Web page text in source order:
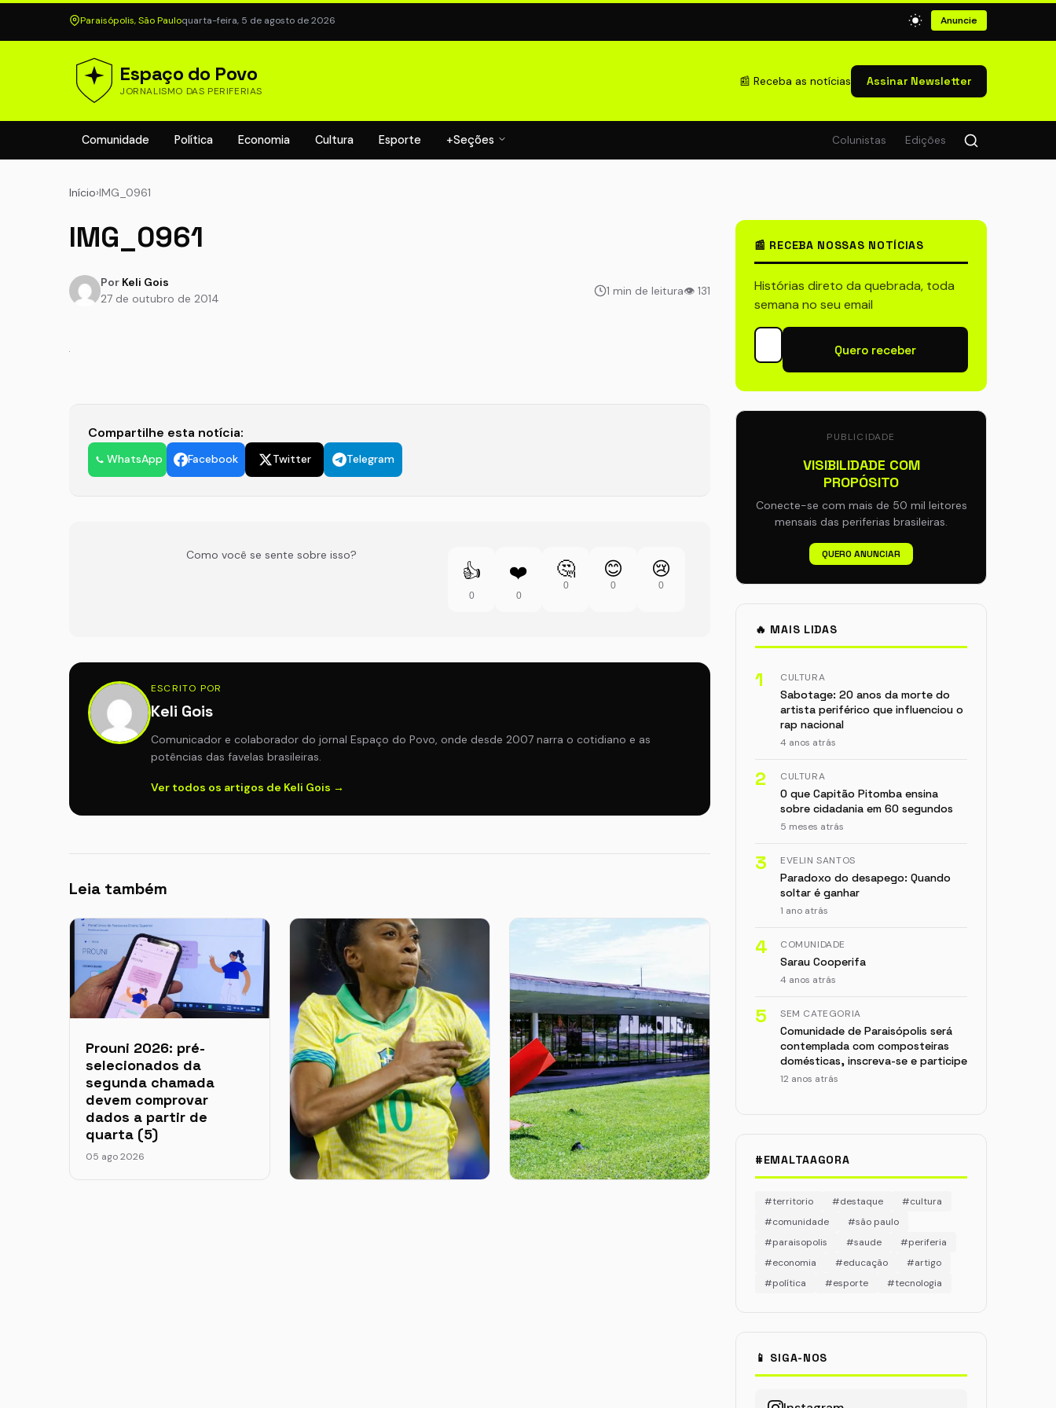
Paraisópolis, São Pauloquarta-feira, 5 de agosto de 2026 Anuncie
Espaço do Povo
JORNALISMO DAS PERIFERIAS
📰 Receba as notícias Assinar Newsletter
Comunidade Política Economia Cultura Esporte +Seções Colunistas Edições
Início›IMG_0961
IMG_0961
Por Keli Gois
27 de outubro de 2014
1 min de leitura👁 131
Compartilhe esta notícia:
WhatsApp Facebook Twitter Telegram
Como você se sente sobre isso?
👍
0
❤️
0
🤔
0
😊
0
😢
0
ESCRITO POR
Keli Gois
Comunicador e colaborador do jornal Espaço do Povo, onde desde 2007 narra o cotidiano e as
potências das favelas brasileiras.
Ver todos os artigos de Keli Gois →
Leia também
Prouni 2026: pré-
selecionados da
segunda chamada
devem comprovar
dados a partir de
quarta (5)
05 ago 2026
📰 RECEBA NOSSAS NOTÍCIAS
Histórias direto da quebrada, toda
semana no seu email
Quero receber
PUBLICIDADE
VISIBILIDADE COM
PROPÓSITO
Conecte-se com mais de 50 mil leitores
mensais das periferias brasileiras.
QUERO ANUNCIAR
🔥 MAIS LIDAS
1 CULTURA
Sabotage: 20 anos da morte do
artista periférico que influenciou o
rap nacional
4 anos atrás
2 CULTURA
O que Capitão Pitomba ensina
sobre cidadania em 60 segundos
5 meses atrás
3 EVELIN SANTOS
Paradoxo do desapego: Quando
soltar é ganhar
1 ano atrás
4 COMUNIDADE
Sarau Cooperifa
4 anos atrás
5 SEM CATEGORIA
Comunidade de Paraisópolis será
contemplada com composteiras
domésticas, inscreva-se e participe
12 anos atrás
#EMALTAAGORA
#territorio #destaque
#cultura
#comunidade
#são paulo
#paraisopolis
#saude
#periferia
#economia
#educação
#artigo
#política
#esporte #tecnologia
📱 SIGA-NOS